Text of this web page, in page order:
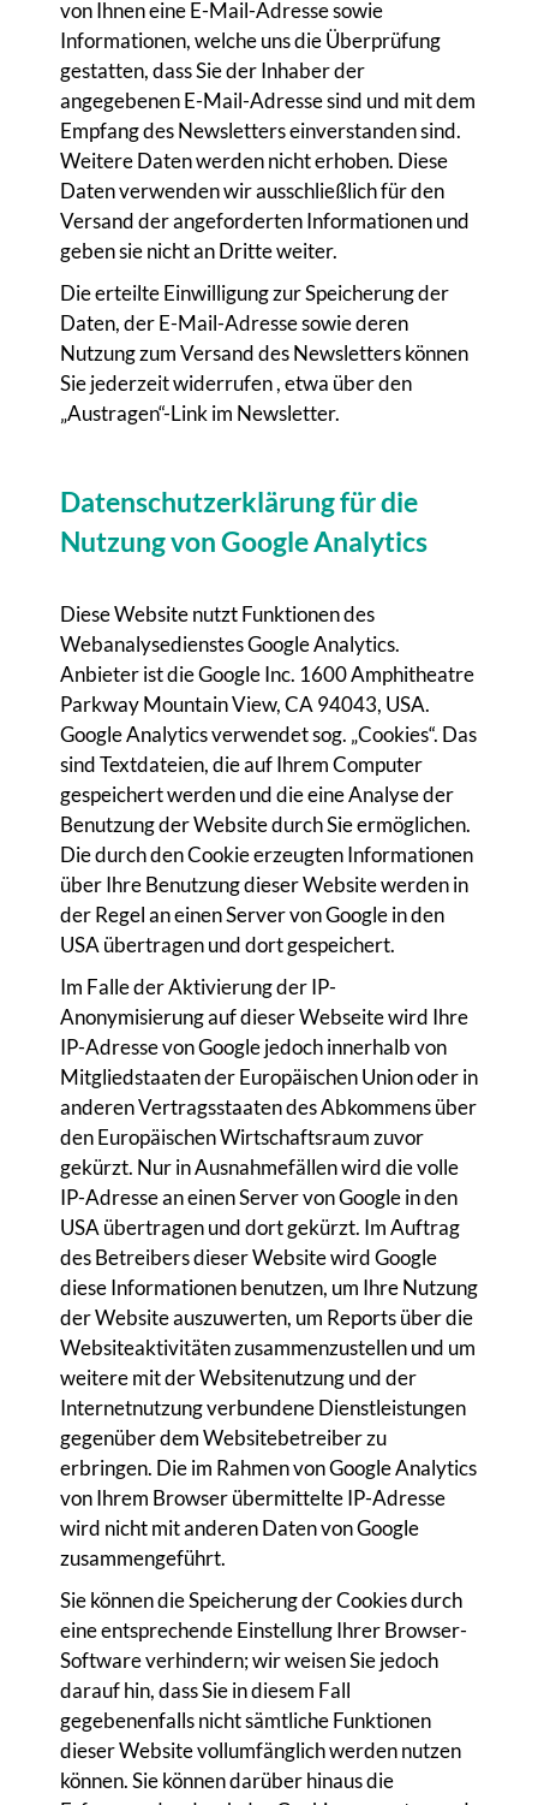
von Ihnen eine E-Mail-Adresse sowie
Informationen, welche uns die Überprüfung
gestatten, dass Sie der Inhaber der
angegebenen E-Mail-Adresse sind und mit dem
Empfang des Newsletters einverstanden sind.
Weitere Daten werden nicht erhoben. Diese
Daten verwenden wir ausschließlich für den
Versand der angeforderten Informationen und
geben sie nicht an Dritte weiter.
Die erteilte Einwilligung zur Speicherung der
Daten, der E-Mail-Adresse sowie deren
Nutzung zum Versand des Newsletters können
Sie jederzeit widerrufen , etwa über den
„Austragen“-Link im Newsletter.
Datenschutzerklärung für die
Nutzung von Google Analytics
Diese Website nutzt Funktionen des
Webanalysedienstes Google Analytics.
Anbieter ist die Google Inc. 1600 Amphitheatre
Parkway Mountain View, CA 94043, USA.
Google Analytics verwendet sog. „Cookies“. Das
sind Textdateien, die auf Ihrem Computer
gespeichert werden und die eine Analyse der
Benutzung der Website durch Sie ermöglichen.
Die durch den Cookie erzeugten Informationen
über Ihre Benutzung dieser Website werden in
der Regel an einen Server von Google in den
USA übertragen und dort gespeichert.
Im Falle der Aktivierung der IP-
Anonymisierung auf dieser Webseite wird Ihre
IP-Adresse von Google jedoch innerhalb von
Mitgliedstaaten der Europäischen Union oder in
anderen Vertragsstaaten des Abkommens über
den Europäischen Wirtschaftsraum zuvor
gekürzt. Nur in Ausnahmefällen wird die volle
IP-Adresse an einen Server von Google in den
USA übertragen und dort gekürzt. Im Auftrag
des Betreibers dieser Website wird Google
diese Informationen benutzen, um Ihre Nutzung
der Website auszuwerten, um Reports über die
Websiteaktivitäten zusammenzustellen und um
weitere mit der Websitenutzung und der
Internetnutzung verbundene Dienstleistungen
gegenüber dem Websitebetreiber zu
erbringen. Die im Rahmen von Google Analytics
von Ihrem Browser übermittelte IP-Adresse
wird nicht mit anderen Daten von Google
zusammengeführt.
Sie können die Speicherung der Cookies durch
eine entsprechende Einstellung Ihrer Browser-
Software verhindern; wir weisen Sie jedoch
darauf hin, dass Sie in diesem Fall
gegebenenfalls nicht sämtliche Funktionen
dieser Website vollumfänglich werden nutzen
können. Sie können darüber hinaus die